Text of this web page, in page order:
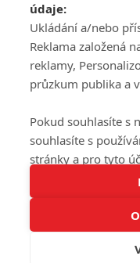
Tato stránka
Máte-li zájem o
Ochrana osobních údajů|
© 2016 – 2026
Koncal studio s.r.o., IČO:
údaje:
Ukládání a/nebo
Reklama založená
reklamy,
průzkum publika a
Pokud souhlasíte s
souhlasíte s
stránky a pro tyto
odmítnout, ale v
nebudou k dispozici
Vaše volby
tuto webovou
souhlasu můžete